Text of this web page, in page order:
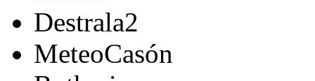
Destrala2
MeteoCasón